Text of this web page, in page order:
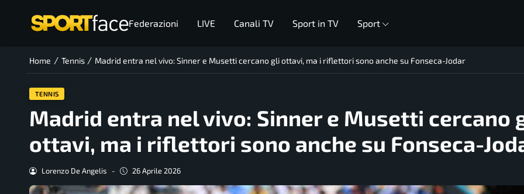
Federazioni LIVE Canali TV Sport in TV Sport
Home / Tennis / Madrid entra nel vivo: Sinner e Musetti cercano gli ottavi, ma i riflettori sono anche su Fonseca-Jodar
TENNIS
Madrid entra nel vivo: Sinner e Musetti cercano
ottavi, ma i riflettori sono anche su Fonseca-
Lorenzo De Angelis - 26 Aprile 2026